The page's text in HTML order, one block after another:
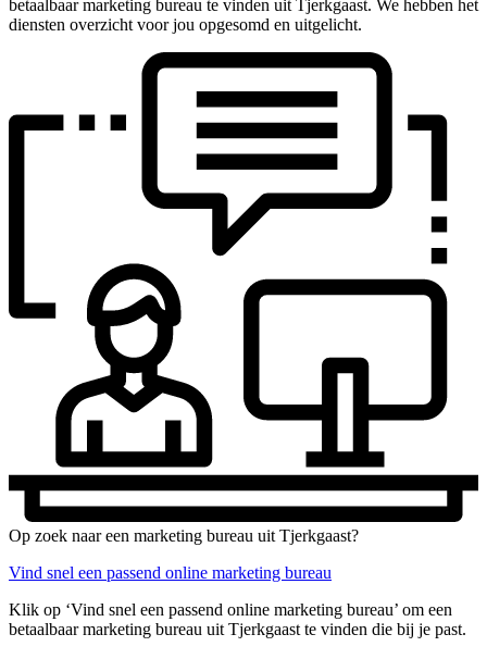
betaalbaar marketing bureau te vinden uit Tjerkgaast. We hebben het
diensten overzicht voor jou opgesomd en uitgelicht.
Op zoek naar een marketing bureau uit Tjerkgaast?
Vind snel een passend online marketing bureau
Klik op ‘Vind snel een passend online marketing bureau’ om een
betaalbaar marketing bureau uit Tjerkgaast te vinden die bij je past.